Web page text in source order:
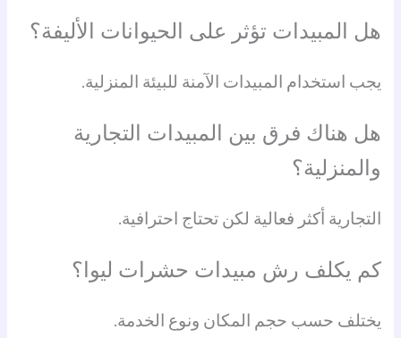
هل المبيدات تؤثر على الحيوانات الأليفة؟
يجب استخدام المبيدات الآمنة للبيئة المنزلية.
هل هناك فرق بين المبيدات التجارية
والمنزلية؟
التجارية أكثر فعالية لكن تحتاج احترافية.
كم يكلف رش مبيدات حشرات ليوا؟
يختلف حسب حجم المكان ونوع الخدمة.